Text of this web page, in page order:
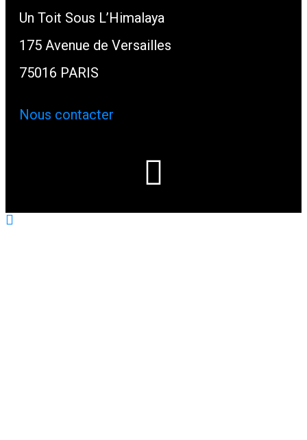
Un Toit Sous L’Himalaya
175 Avenue de Versailles
75016 PARIS
Nous contacter